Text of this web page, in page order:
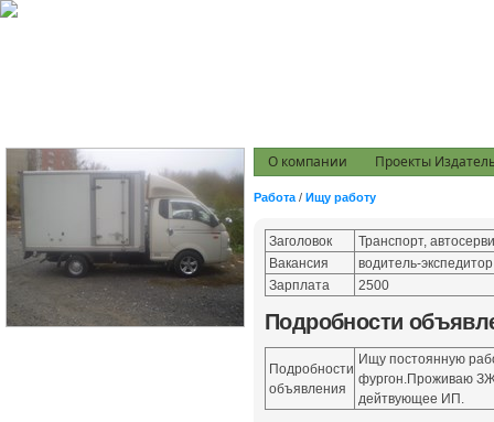
О компании Проекты
Работа / Ищу работу
Заголовок
Транспорт,
Вакансия
водитель-
Зарплата
2500
Подробности
Подробности
объявления
Ищу постоянную
фургон.Проживаю
дейтвующее ИП.